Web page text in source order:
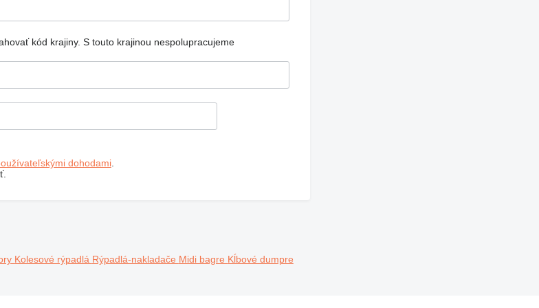
kód krajiny. S touto krajinou nespolupracujeme
dohodami.
Kolesové rýpadlá Rýpadlá-nakladače Midi bagre Kĺbové dumpre